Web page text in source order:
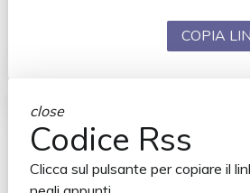
COPIA
close
Codice Rss
Clicca sul pulsante per copiare il